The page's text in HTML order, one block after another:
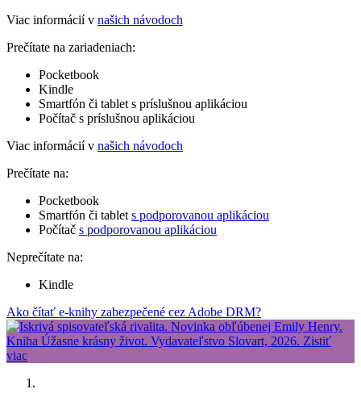
Viac informácií v našich návodoch
Prečítate na zariadeniach:
Pocketbook
Kindle
Smartfón či tablet s príslušnou aplikáciou
Počítač s príslušnou aplikáciou
Viac informácií v našich návodoch
Prečítate na:
Pocketbook
Smartfón či tablet s podporovanou aplikáciou
Počítač s podporovanou aplikáciou
Neprečítate na:
Kindle
Ako čítať e-knihy zabezpečené cez Adobe DRM?